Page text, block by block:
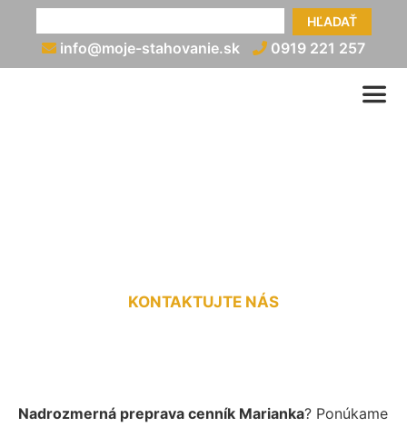
HĽADAŤ
info@moje-stahovanie.sk 0919 221 257
KONTAKTUJTE NÁS
Nadrozmerná preprava cenník Marianka? Ponúkame